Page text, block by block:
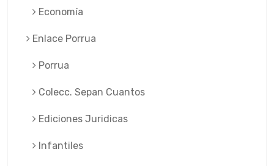
Economía
Enlace Porrua
Porrua
Colecc. Sepan Cuantos
Ediciones Juridicas
Infantiles